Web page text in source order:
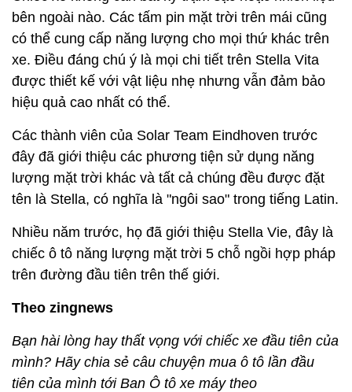
bên ngoài nào. Các tấm pin mặt trời trên mái cũng
có thể cung cấp năng lượng cho mọi thứ khác trên
xe. Điều đáng chú ý là mọi chi tiết trên Stella Vita
được thiết kế với vật liệu nhẹ nhưng vẫn đảm bảo
hiệu quả cao nhất có thể.
Các thành viên của Solar Team Eindhoven trước
đây đã giới thiệu các phương tiện sử dụng năng
lượng mặt trời khác và tất cả chúng đều được đặt
tên là Stella, có nghĩa là "ngôi sao" trong tiếng Latin.
Nhiều năm trước, họ đã giới thiệu Stella Vie, đây là
chiếc ô tô năng lượng mặt trời 5 chỗ ngồi hợp pháp
trên đường đầu tiên trên thế giới.
Theo zingnews
Bạn hài lòng hay thất vọng với chiếc xe đầu tiên của
mình? Hãy chia sẻ câu chuyện mua ô tô lần đầu
tiên của mình tới Ban Ô tô xe máy theo